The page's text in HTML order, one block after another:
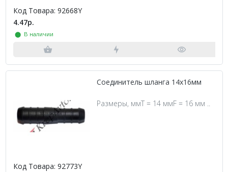
Код Товара: 92668Y
4.47р.
⬤ В наличии
Соединитель шланга 14х16мм
Размеры, ммT = 14 ммF = 16 мм ..
Код Товара: 92773Y